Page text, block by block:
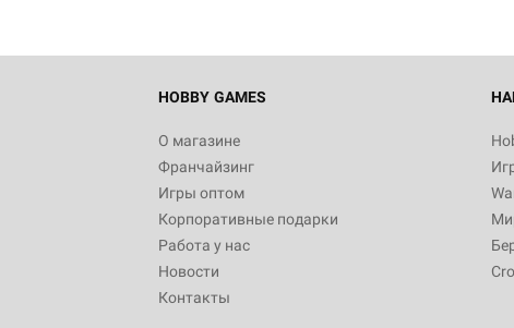
HOBBY GAMES
О магазине
Франчайзинг
Игры оптом
Корпоративные подарки
Работа у нас
Новости
Контакты
Белая смерть
12 990
Настольная игра Hobby World Ужас
3 490